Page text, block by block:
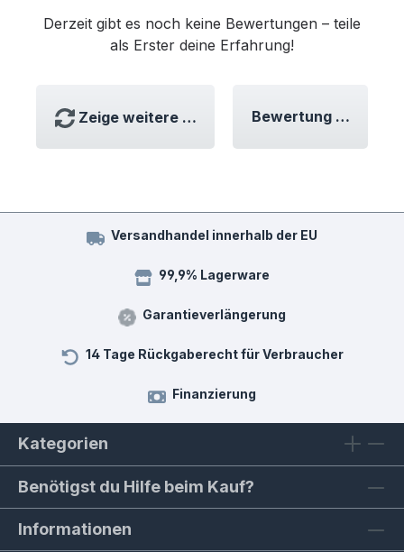
Derzeit gibt es noch keine Bewertungen – teile
als Erster deine Erfahrung!
Zeige weitere BewertungenBewertung
Versandhandel innerhalb der EU
99,9% Lagerware
Garantieverlängerung
14 Tage Rückgaberecht für Verbraucher
Finanzierung
Kategorien
Benötigst du Hilfe beim Kauf?
Informationen